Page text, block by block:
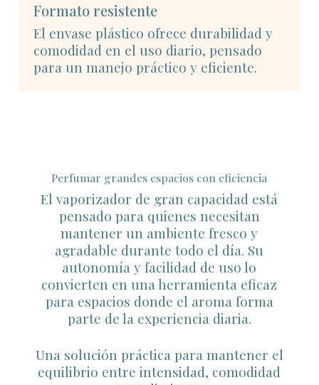
Formato resistente
El envase plástico ofrece durabilidad y
comodidad en el uso diario, pensado
para un manejo práctico y eficiente.
Perfumar grandes espacios con eficiencia
El vaporizador de gran capacidad está
pensado para quienes necesitan
mantener un ambiente fresco y
agradable durante todo el día. Su
autonomía y facilidad de uso lo
convierten en una herramienta eficaz
para espacios donde el aroma forma
parte de la experiencia diaria.
Una solución práctica para mantener el
equilibrio entre intensidad, comodidad